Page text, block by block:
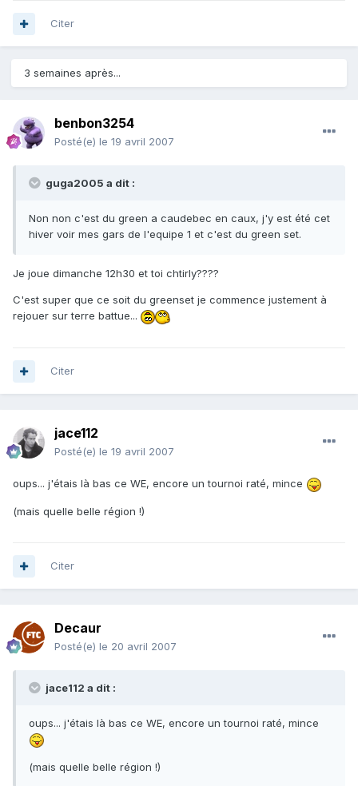
Citer
3 semaines après...
benbon3254
Posté(e) le 19 avril 2007
guga2005 a dit :
Non non c'est du green a caudebec en caux, j'y est été cet
hiver voir mes gars de l'equipe 1 et c'est du green set.
Je joue dimanche 12h30 et toi chtirly????
C'est super que ce soit du greenset je commence justement à
rejouer sur terre battue...
Citer
jace112
Posté(e) le 19 avril 2007
oups... j'étais là bas ce WE, encore un tournoi raté, mince
(mais quelle belle région !)
Citer
Decaur
Posté(e) le 20 avril 2007
jace112 a dit :
oups... j'étais là bas ce WE, encore un tournoi raté, mince
(mais quelle belle région !)